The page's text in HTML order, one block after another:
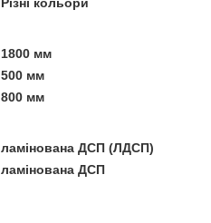
1800 мм
500 мм
800 мм
ламінована ДСП (ЛДСП)
ламінована ДСП